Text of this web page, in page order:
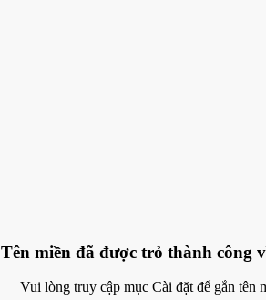
Tên miền đã được trỏ thành công
Vui lòng truy cập mục Cài đặt để gắn tên